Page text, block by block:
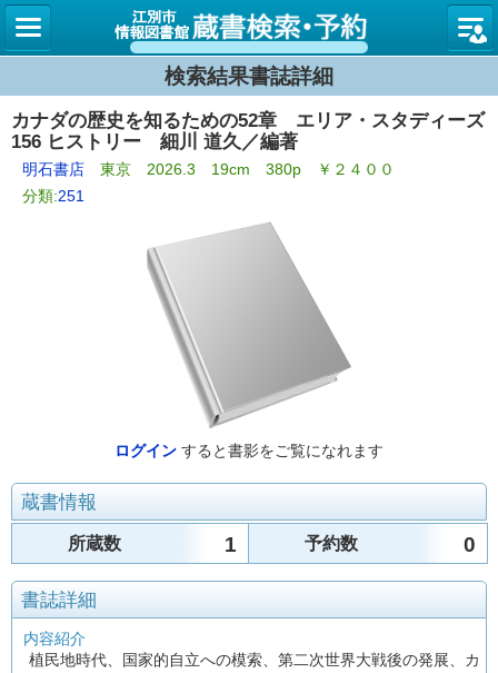
図書館
検索結果書誌詳細
カナダの歴史を知るための52章 エリア・スタディーズ
156 ヒストリー 細川 道久／編著
明石書店 東京 2026.3 19cm 380p ￥２４００
分類:251
ログイン すると書影をご覧になれます
蔵書情報
所蔵数 1 予約数 0
書誌詳細
内容紹介
植民地時代、国家的自立への模索、第二次世界大戦後の発展、カ